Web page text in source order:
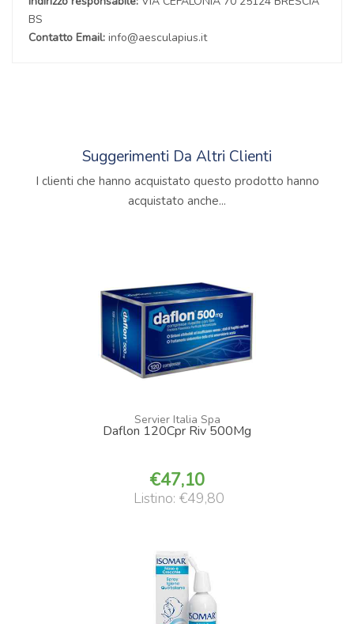
BS
Contatto Email: info@aesculapius.it
Suggerimenti Da Altri Clienti
I clienti che hanno acquistato questo prodotto hanno
acquistato anche...
Servier Italia Spa
Daflon 120Cpr Riv 500Mg
47,10
Listino: €49,80